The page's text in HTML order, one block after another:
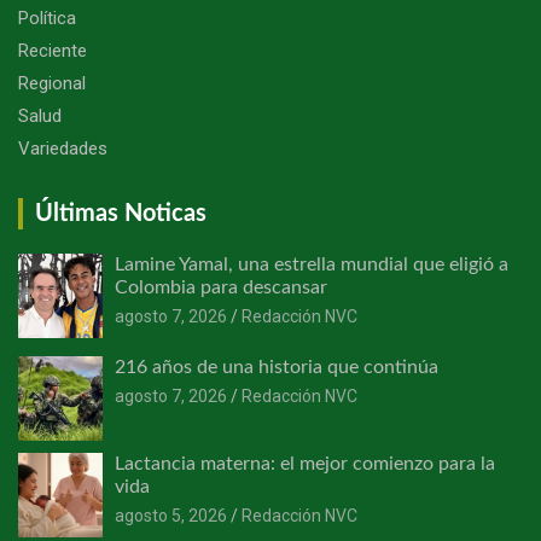
Política
Reciente
Regional
Salud
Variedades
Últimas Noticas
Lamine Yamal, una estrella mundial que eligió a
Colombia para descansar
agosto 7, 2026
Redacción NVC
216 años de una historia que continúa
agosto 7, 2026
Redacción NVC
Lactancia materna: el mejor comienzo para la
vida
agosto 5, 2026
Redacción NVC